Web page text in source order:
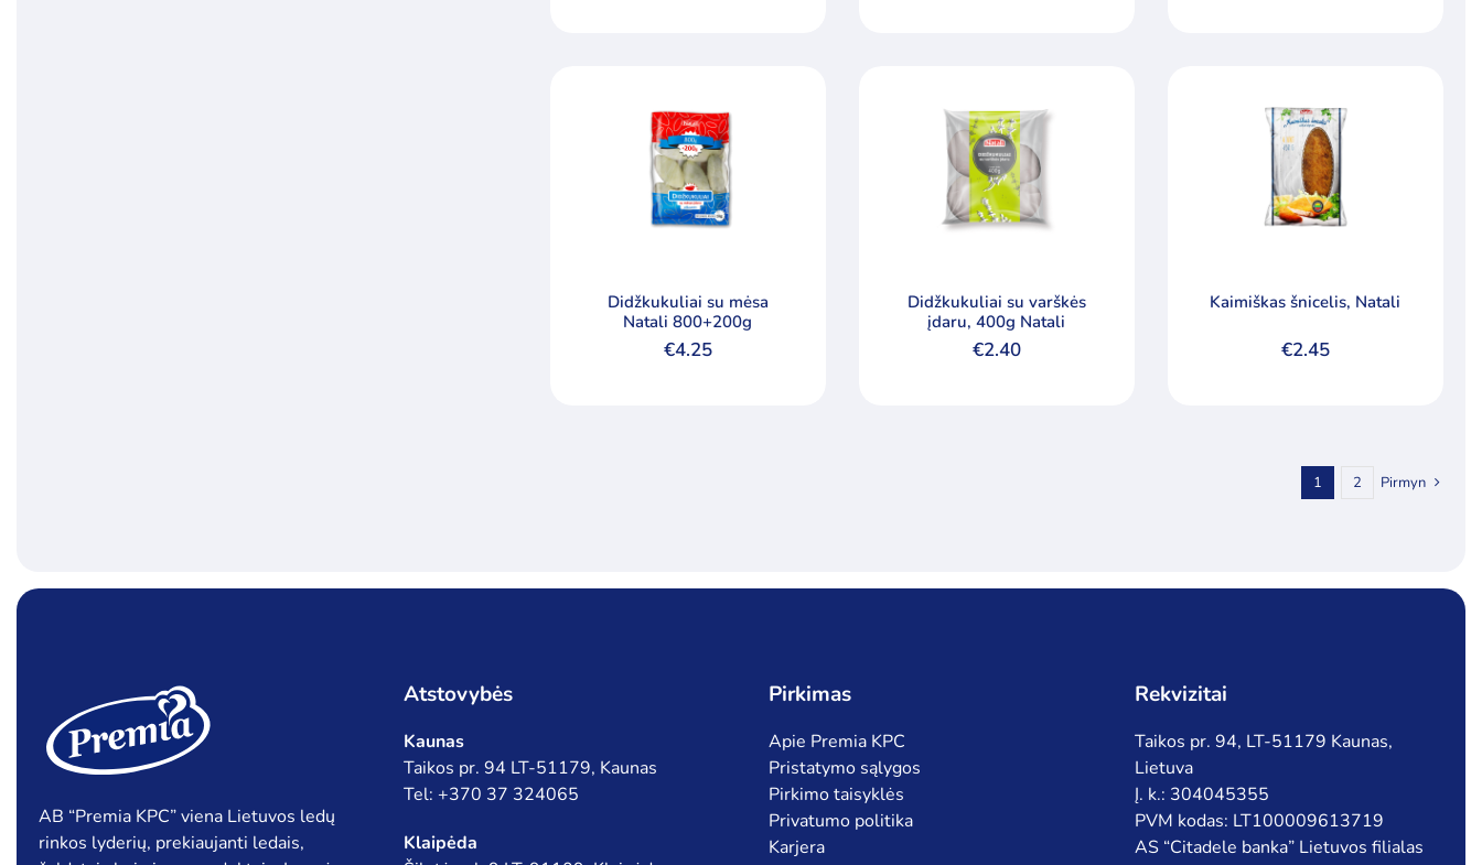
Didžkukuliai su mėsa
Natali 800+200g
€4.25
Didžkukuliai su varškės
įdaru, 400g Natali
€2.40
Kaimiškas šnicelis, Natali
€2.45
1 2 Pirmyn
AB “Premia KPC” viena Lietuvos ledų
rinkos lyderių, prekiaujanti ledais,
Atstovybės
Kaunas
Taikos pr. 94 LT-51179, Kaunas
Tel: +370 37 324065
Klaipėda
Pirkimas
Apie Premia KPC
Pristatymo sąlygos
Pirkimo taisyklės
Privatumo politika
Karjera
Rekvizitai
Taikos pr. 94, LT-51179 Kaunas,
Lietuva
Į. k.: 304045355
PVM kodas: LT100009613719
AS “Citadele banka” Lietuvos filialas